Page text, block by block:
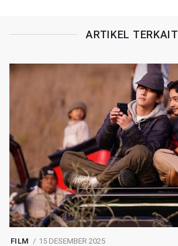
ARTIKEL TERKAIT
FILM 15 DESEMBER 2025